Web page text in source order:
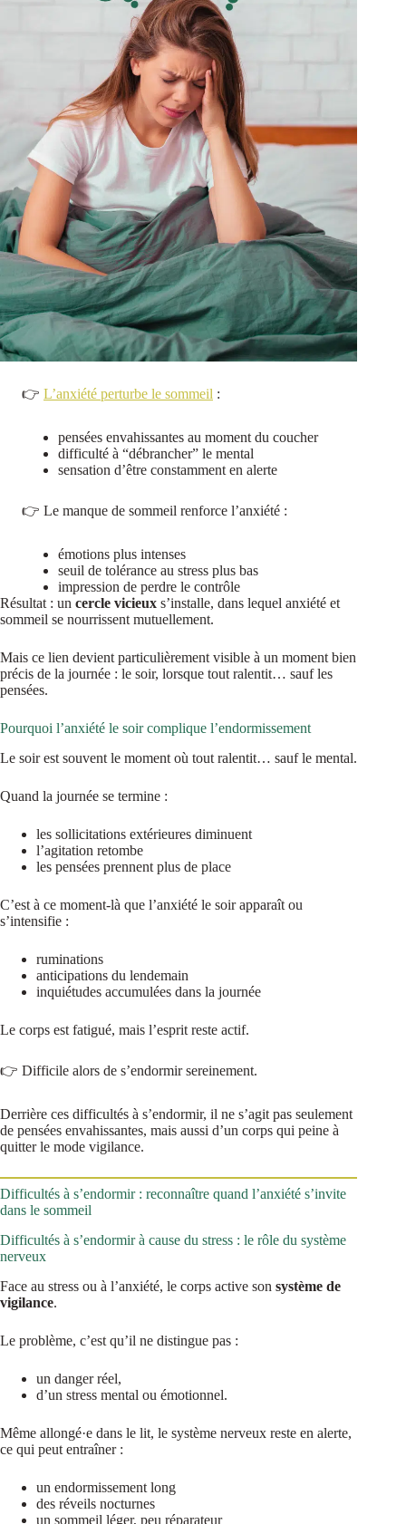
👉 L’anxiété perturbe le sommeil :
pensées envahissantes au moment du coucher
difficulté à “débrancher” le mental
sensation d’être constamment en alerte
👉 Le manque de sommeil renforce l’anxiété :
émotions plus intenses
seuil de tolérance au stress plus bas
impression de perdre le contrôle
Résultat : un cercle vicieux s’installe, dans lequel anxiété et
sommeil se nourrissent mutuellement.
Mais ce lien devient particulièrement visible à un moment bien
précis de la journée : le soir, lorsque tout ralentit… sauf les
pensées.
Pourquoi l’anxiété le soir complique l’endormissement
Le soir est souvent le moment où tout ralentit… sauf le mental.
Quand la journée se termine :
les sollicitations extérieures diminuent
l’agitation retombe
les pensées prennent plus de place
C’est à ce moment-là que l’anxiété le soir apparaît ou
s’intensifie :
ruminations
anticipations du lendemain
inquiétudes accumulées dans la journée
Le corps est fatigué, mais l’esprit reste actif.
👉 Difficile alors de s’endormir sereinement.
Derrière ces difficultés à s’endormir, il ne s’agit pas seulement
de pensées envahissantes, mais aussi d’un corps qui peine à
quitter le mode vigilance.
Difficultés à s’endormir : reconnaître quand l’anxiété s’invite
dans le sommeil
Difficultés à s’endormir à cause du stress : le rôle du système
nerveux
Face au stress ou à l’anxiété, le corps active son système de
vigilance.
Le problème, c’est qu’il ne distingue pas :
un danger réel,
d’un stress mental ou émotionnel.
Même allongé·e dans le lit, le système nerveux reste en alerte,
ce qui peut entraîner :
un endormissement long
des réveils nocturnes
un sommeil léger, peu réparateur